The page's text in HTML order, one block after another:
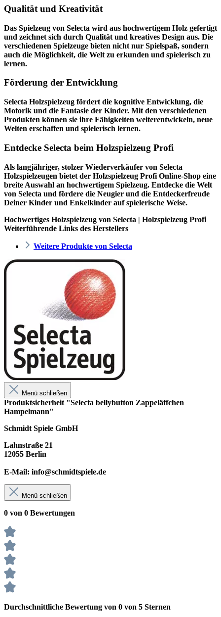
Qualität und Kreativität
Das Spielzeug von Selecta wird aus hochwertigem Holz gefertigt
und zeichnet sich durch Qualität und kreatives Design aus. Die
verschiedenen Spielzeuge bieten nicht nur Spielspaß, sondern
auch die Möglichkeit, die Welt zu erkunden und spielerisch zu
lernen.
Förderung der Entwicklung
Selecta Holzspielzeug fördert die kognitive Entwicklung, die
Motorik und die Fantasie der Kinder. Mit den verschiedenen
Produkten können sie ihre Fähigkeiten weiterentwickeln, neue
Welten erschaffen und spielerisch lernen.
Entdecke Selecta beim Holzspielzeug Profi
Als langjähriger, stolzer Wiederverkäufer von Selecta
Holzspielzeugen bietet der Holzspielzeug Profi Online-Shop eine
breite Auswahl an hochwertigem Spielzeug. Entdecke die Welt
von Selecta und fördere die Neugier und die Entdeckerfreude
Deiner Kinder und Enkelkinder auf spielerische Weise.
Hochwertiges Holzspielzeug von Selecta | Holzspielzeug Profi
Weiterführende Links des Herstellers
Weitere Produkte von Selecta
Menü schließen
Produktsicherheit "Selecta bellybutton Zappeläffchen
Hampelmann"
Schmidt Spiele GmbH
Lahnstraße 21
12055 Berlin
E-Mail: info@schmidtspiele.de
Menü schließen
0 von 0 Bewertungen
Durchschnittliche Bewertung von 0 von 5 Sternen